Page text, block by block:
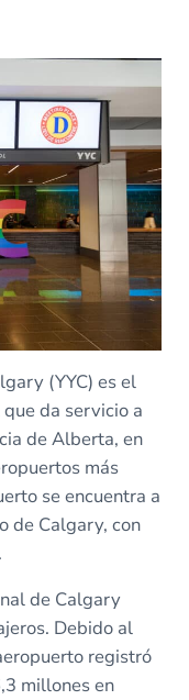
(YYC) es el
da servicio a
de Alberta, en
más
se encuentra a
de Calgary, con
de Calgary
Debido al
registró
millones en